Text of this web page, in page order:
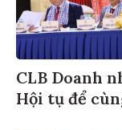
CLB Doanh
Hội tụ để